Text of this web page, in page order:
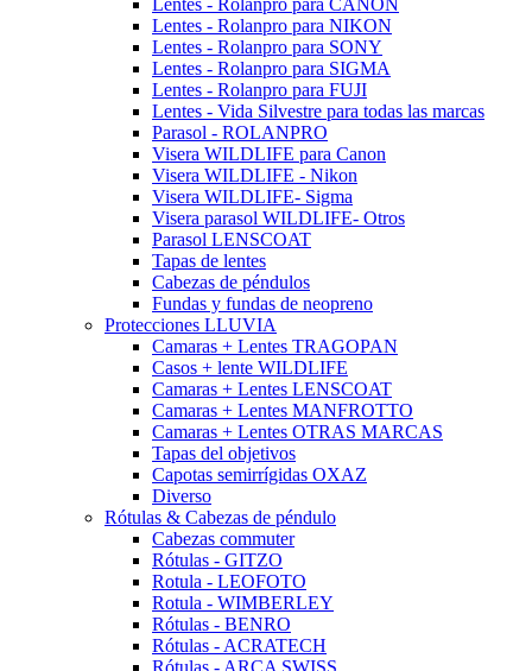
Lentes - Rolanpro para CANON
Lentes - Rolanpro para NIKON
Lentes - Rolanpro para SONY
Lentes - Rolanpro para SIGMA
Lentes - Rolanpro para FUJI
Lentes - Vida Silvestre para todas las marcas
Parasol - ROLANPRO
Visera WILDLIFE para Canon
Visera WILDLIFE - Nikon
Visera WILDLIFE- Sigma
Visera parasol WILDLIFE- Otros
Parasol LENSCOAT
Tapas de lentes
Cabezas de péndulos
Fundas y fundas de neopreno
Protecciones LLUVIA
Camaras + Lentes TRAGOPAN
Casos + lente WILDLIFE
Camaras + Lentes LENSCOAT
Camaras + Lentes MANFROTTO
Camaras + Lentes OTRAS MARCAS
Tapas del objetivos
Capotas semirrígidas OXAZ
Diverso
Rótulas & Cabezas de péndulo
Cabezas commuter
Rótulas - GITZO
Rotula - LEOFOTO
Rotula - WIMBERLEY
Rótulas - BENRO
Rótulas - ACRATECH
Rótulas - ARCA SWISS